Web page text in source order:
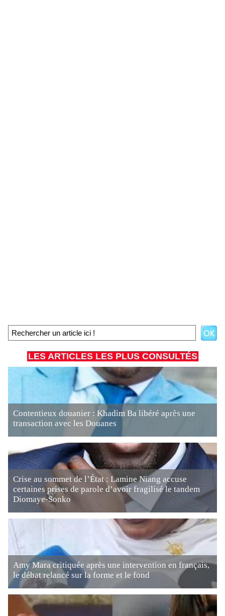
LES ARTICLES LES PLUS CONSULTÉS
Contentieux douanier : Khadim Ba libéré après une
transaction avec les Douanes
Crise au sommet de l’État : Lamine Niang accuse
certaines prises de parole d’avoir fragilisé le tandem
Diomaye-Sonko
Amy Mara critiquée après une intervention en français,
le débat relancé sur la forme et le fond